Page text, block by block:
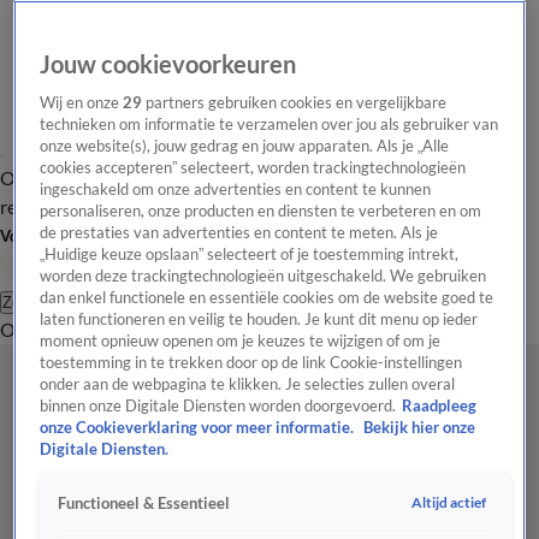
Overzicht Laatste nieuws Regionieuws Het beste van Hart
Tip de
redactie
Volg Hart van Nederland
Zoeken
OverzichtRegioUitzendingenWeerTip de redactiePanelVideo's
Jouw cookievoorkeuren
Wij en onze29 partners gebruiken cookies en vergelijkbare
technieken om informatie te verzamelen over jou als gebruiker van
onze website(s), jouw gedrag en jouw apparaten. Als je „Alle
cookies accepteren” selecteert, worden trackingtechnologieën
ingeschakeld om onze advertenties en content te kunnen
personaliseren, onze producten en diensten te verbeteren en om
de prestaties van advertenties en content te meten. Als je
„Huidige keuze opslaan” selecteert of je toestemming intrekt,
worden deze trackingtechnologieën uitgeschakeld. We gebruiken
dan enkel functionele en essentiële cookies om de website goed te
laten functioneren en veilig te houden. Je kunt dit menu op ieder
moment opnieuw openen om je keuzes te wijzigen of om je
toestemming in te trekken door op de link Cookie-instellingen
onder aan de webpagina te klikken. Je selecties zullen overal
binnen onze Digitale Diensten worden doorgevoerd. Raadpleeg
onze Cookieverklaring voor meer informatie.
Bekijk hier onze
Digitale Diensten.
Functioneel & Essentieel Altijd actief